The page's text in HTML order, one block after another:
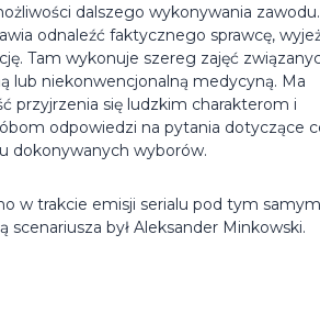
dalszego wykonywania zawodu.
odnaleźć faktycznego sprawcę,
Tam wykonuje szereg zajęć
lub niekonwencjonalną medycyną. Ma
przyjrzenia się ludzkim charakterom i
odpowiedzi na pytania dotyczące
dokonywanych wyborów.
w trakcie emisji serialu pod tym samym
scenariusza był Aleksander Minkowski.